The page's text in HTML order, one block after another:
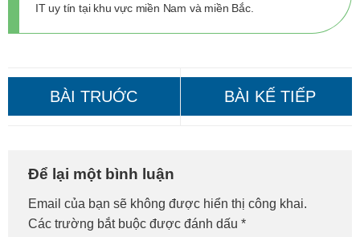
IT uy tín tại khu vực miền Nam và miền Bắc.
Giá tốt nhất, nhanh chóng!
Để lại một bình luận
Email của bạn sẽ không được hiển thị công khai.
Các trường bắt buộc được đánh dấu *